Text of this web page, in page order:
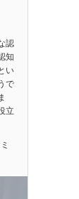
認
知
い
で
立